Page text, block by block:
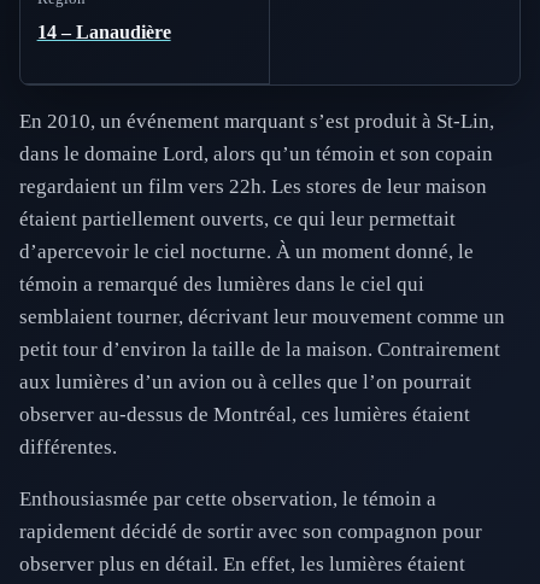
14 – Lanaudière
En 2010, un événement marquant s’est produit à St-Lin,
dans le domaine Lord, alors qu’un témoin et son copain
regardaient un film vers 22h. Les stores de leur maison
étaient partiellement ouverts, ce qui leur permettait
d’apercevoir le ciel nocturne. À un moment donné, le
témoin a remarqué des lumières dans le ciel qui
semblaient tourner, décrivant leur mouvement comme un
petit tour d’environ la taille de la maison. Contrairement
aux lumières d’un avion ou à celles que l’on pourrait
observer au-dessus de Montréal, ces lumières étaient
différentes.
Enthousiasmée par cette observation, le témoin a
rapidement décidé de sortir avec son compagnon pour
observer plus en détail. En effet, les lumières étaient